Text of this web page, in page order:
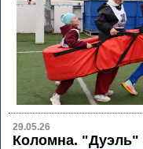
29.05.26
Коломна. "Дуэль"